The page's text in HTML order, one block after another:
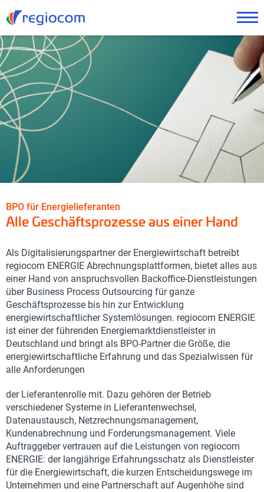
BPO für Energielieferanten
Alle Geschäftsprozesse aus einer Hand
Als Digitalisierungspartner der Energiewirtschaft betreibt
regiocom ENERGIE Abrechnungsplattformen, bietet alles aus
einer Hand von anspruchsvollen Backoffice-Dienstleistungen
über Business Process Outsourcing für ganze
Geschäftsprozesse bis hin zur Entwicklung
energiewirtschaftlicher Systemlösungen. regiocom ENERGIE
ist einer der führenden Energiemarktdienstleister in
Deutschland und bringt als BPO-Partner die Größe, die
energiewirtschaftliche Erfahrung und das Spezialwissen für
alle Anforderungen
der Lieferantenrolle mit. Dazu gehören der Betrieb
verschiedener Systeme in Lieferantenwechsel,
Datenaustausch, Netzrechnungsmanagement,
Kundenabrechnung und Forderungsmanagement. Viele
Auftraggeber vertrauen auf die Leistungen von regiocom
ENERGIE: der langjährige Erfahrungsschatz als Dienstleister
für die Energiewirtschaft, die kurzen Entscheidungswege im
Unternehmen und eine Partnerschaft auf Augenhöhe sind